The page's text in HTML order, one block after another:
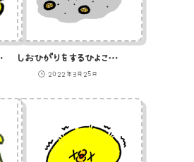
アニメ) しおひがりをするひよこのイラスト
2022年3月25日